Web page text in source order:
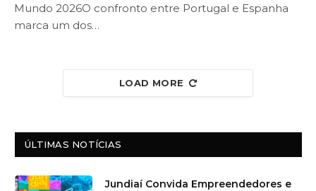
Mundo 2026O confronto entre Portugal e Espanha
marca um dos…
LOAD MORE
ÚLTIMAS NOTÍCIAS
Jundiaí Convida Empreendedores e